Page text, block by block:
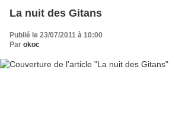
La nuit des Gitans
Publié le 23/07/2011 à 10:00
Par okoc